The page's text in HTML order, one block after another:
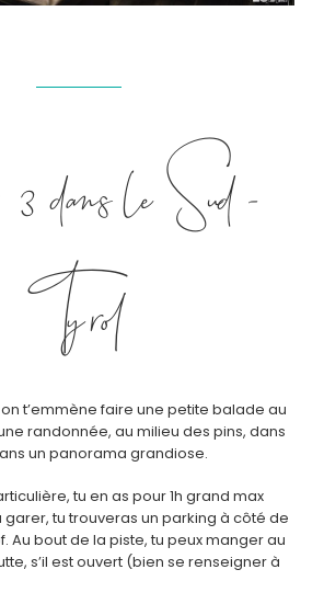
le Sud-
Tyrol
t’emmène faire une petite balade au
randonnée, au milieu des pins, dans
un panorama grandiose.
tu en as pour 1h grand max
tu trouveras un parking à côté de
Au bout de la piste, tu peux manger au
s’il est ouvert (bien se renseigner à